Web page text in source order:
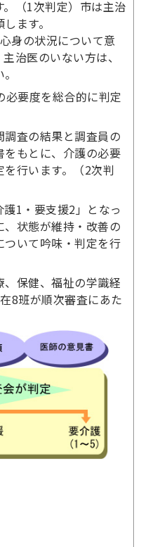
（1次判定）市は主治
ます。
身の状況について意
治医のいない方は、
必要度を総合的に判定
査の結果と調査員の
もとに、介護の必要
行います。（2次判
1・要支援2」となっ
状態が維持・改善の
いて吟味・判定を行
保健、福祉の学識経
8班が順次審査にあた